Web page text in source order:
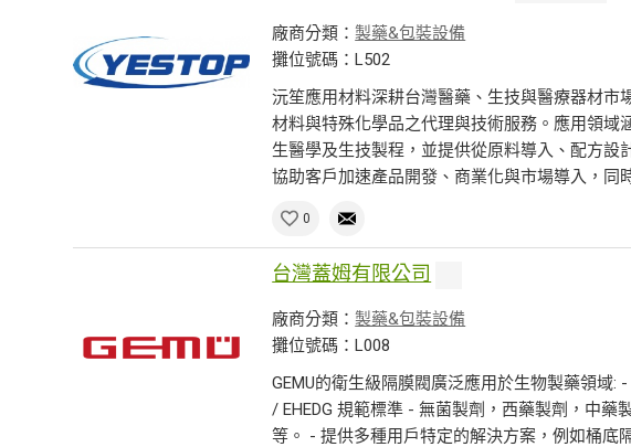
廠商分類：製藥&包裝設備
攤位號碼：L502
沅笙應用材料深耕台灣醫藥、生技與醫療器材市
材料與特殊化學品之代理與技術服務。應用領
生醫學及生技製程，並提供從原料導入、配方設
協助客戶加速產品開發、商業化與市場導入，同
0
台灣蓋姆有限公司
廠商分類：製藥&包裝設備
攤位號碼：L008
GEMU的衛生級隔膜閥廣泛應用於生物製藥領域:
/ EHEDG 規範標準 - 無菌製劑，西藥製劑，中
等。 - 提供多種用戶特定的解決方案，例如桶底